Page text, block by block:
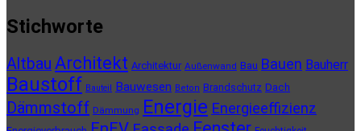
Stichworte
Altbau Architekt Architektur Außenwand Bau Bauen Bauherr
Baustoff Bauteil Bauwesen Beton Brandschutz Dach
Dämmstoff Dämmung Energie Energieeffizienz